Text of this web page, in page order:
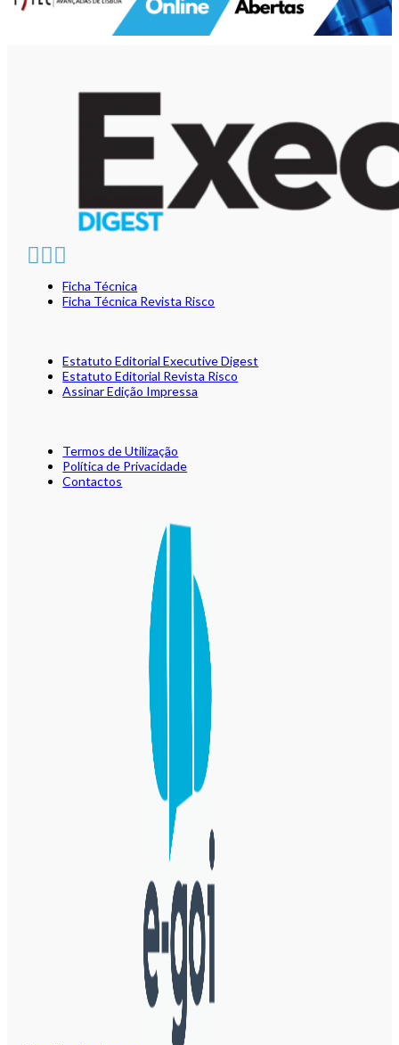
Ficha Técnica
Ficha Técnica Revista Risco
Estatuto Editorial Executive Digest
Estatuto Editorial Revista Risco
Assinar Edição Impressa
Termos de Utilização
Política de Privacidade
Contactos